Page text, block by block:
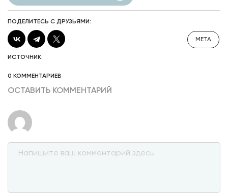
ПОДЕЛИТЕСЬ С ДРУЗЬЯМИ:
META
ИСТОЧНИК:
0 КОММЕНТАРИЕВ
ОСТАВИТЬ КОММЕНТАРИЙ